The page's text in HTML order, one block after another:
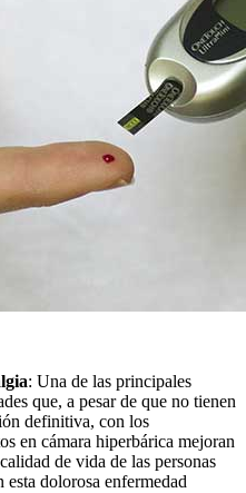
: Una de las principales
que, a pesar de que no tienen
definitiva, con los
en cámara hiperbárica mejoran
de vida de las personas
esta dolorosa enfermedad